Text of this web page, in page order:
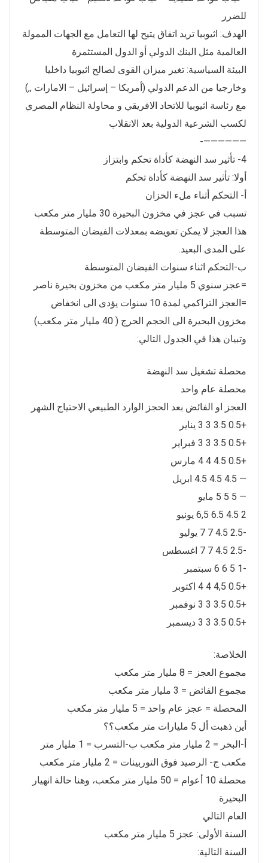
للضرر
الهدف: اثيوبيا تريد اتفاق يتيح لها التعامل مع الجهات الممولة
العالمية مثل البنك الدولي أو الدول المستثمرة
البيئة السياسية: تغير ميزان القوى لصالح اثيوبيا داخليا
وخارجيا من الدعم الدولي (أمريكا – إسرائيل – الامارات ,,)
مع رئاسة اثيوبيا للاتحاد الافريقي و محاولة النظام المصري
لكسب الشرعية الدولية بعد الانقلاب
——————-
4- تأثير سد النهضة كأداة تحكم وابتزاز
أولا: تأثير سد النهضة كأداة تحكم
أ- التحكم أثناء ملء الخزان
تسبب في عجز في مخزون البحيرة 30 مليار متر مكعب
هذا العجز لا يمكن تعويضه بمعدلات الفيضان المتوسطة
على المدى البعيد.
ب-التحكم اثناء سنوات الفيضان المتوسطة
=عجز سنوي 5 مليار متر مكعب من مخزون بحيرة ناصر
=العجز التراكمي لمدة 10 سنوات يؤدى الى انخفاض
مخزون البحيرة الى الحجم الحرج ( 40 مليار متر مكعب)
وتبيان هذا في الجدول التالي:
محصلة تشغيل سد النهضة
محصلة عام واحد
العجز او الفائض بعد الحجز الوارد الطبيعي الاحتياج الشهر
+0.5 3.5 3 3 يناير
+0.5 3.5 3 3 فبراير
+0.5 4.5 4 4 مارس
— 4.5 4.5 4.5 ابريل
— 5 5 5 مايو
2 4.5 6.5 6,5 يونيو
-2.5 4.5 7 7 يوليو
-2.5 4.5 7 7 اغسطس
-1 5 6 6 سبتمبر
+0.5 4,5 4 4 اكتوبر
+0.5 3.5 3 3 نوفمبر
+0.5 3.5 3 3 ديسمبر
الخلاصة:
مجموع العجز = 8 مليار متر مكعب
مجموع الفائض = 3 مليار متر مكعب
المحصلة = عجز عام واحد = 5 مليار متر مكعب
أين ذهبت أل 5 مليارات متر مكعب؟؟
أ-البخر = 2 مليار متر مكعب ب-التسرب = 1 مليار متر
مكعب ج- الرصيد فوق التوربينات = 2 مليار متر مكعب
محصلة 10 أعوام = 50 مليار متر مكعب، وهنا حالة انهيار
البحيرة
العام التالي
السنة الأولى: عجز 5 مليار متر مكعب
السنة التالية: